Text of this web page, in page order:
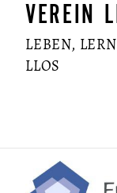
VEREIN
LEBEN,
LLOS